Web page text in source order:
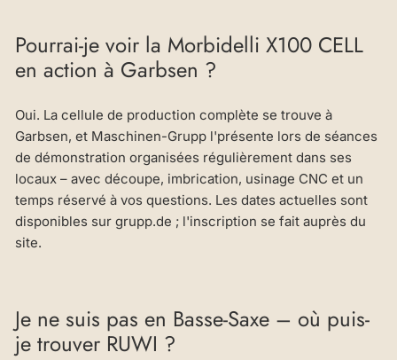
Pourrai-je voir la Morbidelli X100 CELL
en action à Garbsen ?
Oui. La cellule de production complète se trouve à
Garbsen, et Maschinen-Grupp l'présente lors de séances
de démonstration organisées régulièrement dans ses
locaux – avec découpe, imbrication, usinage CNC et un
temps réservé à vos questions. Les dates actuelles sont
disponibles sur grupp.de ; l'inscription se fait auprès du
site.
Je ne suis pas en Basse-Saxe – où puis-
je trouver RUWI ?